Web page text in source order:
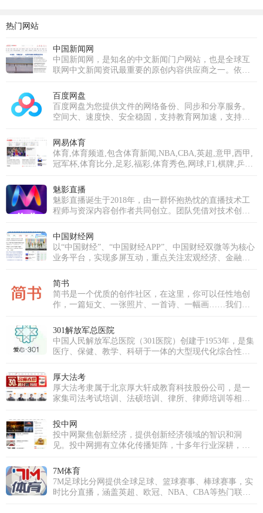
热门网站
中国新闻网
中国新闻网，是知名的中文新闻门户网站，也是全球互
联网中文新闻资讯最重要的原创内容供应商之一。依托
网络媒体，快速、准确地提供文字、图片、视频等多样
化的资讯服务。在新闻报道方面，中新网动态新闻及时
准确，解释性报道角度独特，稿件被国内外网络媒体大
量转载。
百度网盘
百度网盘为您提供文件的网络备份、同步和分享服务。
空间大、速度快、安全稳固，支持教育网加速，支持手
网易体育
体育,体育频道,包含体育新闻,NBA,CBA,英超,意甲,西甲,
冠军杯,体育比分,足彩,福彩,体育秀色,网球,F1,棋牌,乒羽,
魅影直播
魅影直播诞生于2018年，由一群怀抱热忱的直播技术工
程师与资深内容创作者共同创立。团队凭借对技术创新
式，打造一个真正以用户需求为核心、强调互动与社区
归属感的优质平台。历经多年深耕与发展，魅影直播已
成功跻身国内优秀的泛娱乐直播平台行列。我们不仅拥
有超过十万级的庞大注册用户群体，更汇聚了逾万名才
等多个领域。魅影直播的使命是构建一个真正开放、包
容且充满创新活力的直播生态系统。我们致力于打破界
限，让每一个独特的个体都能在此安全、自如地表达，
并最终将热爱转化为个人价值与成长。魅影直播的愿景
是成为全球互动娱乐领域的引领者。为此，我们将持续
推动前沿技术应用，深耕魅影直播APP免费版下载安装，
体验。
中国财经网
以“中国财经”、“中国财经APP”、中国财经双微等为核心
业务平台，实现多屏互动，重点关注宏观经济、金融、
效、专业、全面的财经信息及综合类服务。
简书
简书是一个优质的创作社区，在这里，你可以任性地创
作，一篇短文、一张照片、一首诗、一幅画……我们相
301解放军总医院
中国人民解放军总医院（301医院）创建于1953年，是集
医疗、保健、教学、科研于一体的大型现代化综合性医
重要保健基地，承担军委、总部等多个体系单位、官兵
的医疗保健和各军区、军兵种转诊、后送的疑难病诊治
任务。医院同时又是解放军医学院，以研究生教育为
主，是全军唯一一所医院办学单位。
厚大法考
厚大法考隶属于北京厚大轩成教育科技股份公司，是一
家集司法考试培训、法硕培训、律所、律师培训等相关
式，各友商效仿引入免费模式，让法考行业实现对学员
的教育资源共享 。2016年，厚大股份挂牌上市。2017
年，随着多位名师的加入，以及厚大各职能部门的协
作，厚大组成了行业学院派名师阵容。厚大罗翔老师在
法考图书发行量已经突破一千万册，免费课件播放量达
一亿次 。
投中网
投中网聚焦创新经济，提供创新经济领域的智识和洞
见。投中网拥有立体化传播矩阵，十多年行业深耕，为
私募股权投资行业和新商业领域均拥有权威影响力。投
中网拥有商业深度、商业故事、资本市场、健康、教
育、5G、汽车、消费、人工智能、Vtalk、投等舱、创投
百科等多个频道和品牌栏目，投中网在投资中国、投资
7M体育
7M足球比分网提供全球足球、篮球赛事、棒球赛事，实
时比分直播，涵盖英超、欧冠、NBA、CBA等热门联赛